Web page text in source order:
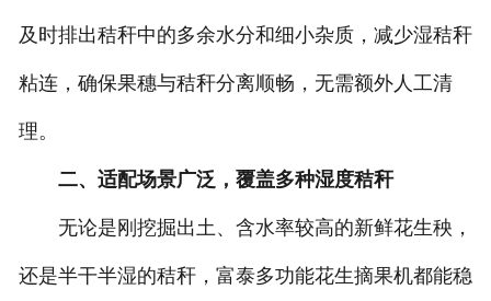
及时排出秸秆中的多余水分和细小杂质，减少湿秸秆
粘连，确保果穗与秸秆分离顺畅，无需额外人工清
理。
二、适配场景广泛，覆盖多种湿度秸秆
无论是刚挖掘出土、含水率较高的新鲜花生秧，
还是半干半湿的秸秆，富泰多功能花生摘果机都能稳